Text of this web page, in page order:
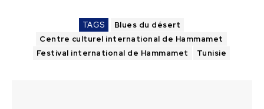
TAGS
Blues du désert
Centre culturel international de Hammamet
Festival international de Hammamet
Tunisie